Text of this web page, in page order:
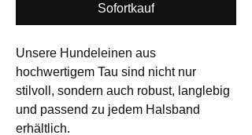
Sofortkauf
Unsere Hundeleinen aus
hochwertigem Tau sind nicht nur
stilvoll, sondern auch robust, langlebig
und passend zu jedem Halsband
erhältlich.